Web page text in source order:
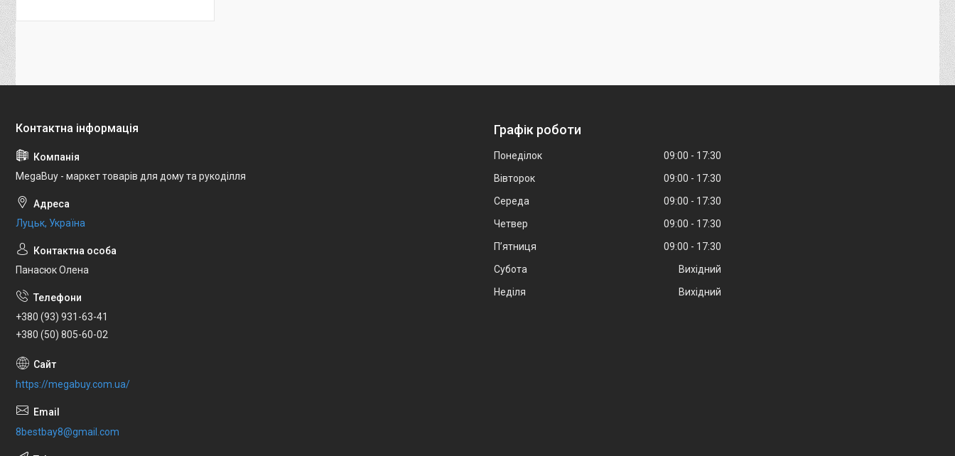
MegaBuy - маркет товарів для дому та рукоділля
Луцьк, Україна
Панасюк Олена
+380 (93) 931-63-41
+380 (50) 805-60-02
https://megabuy.com.ua/
8bestbay8@gmail.com
Графік роботи
Понеділок 09:00
17:30
Вівторок
09:00
17:30
Середа
09:00
17:30
Четвер
09:00
17:30
Пʼятниця
09:00
17:30
Субота
Вихідний
Неділя
Вихідний